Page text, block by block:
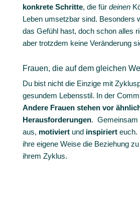
konkrete Schritte, die für deinen
Leben umsetzbar sind. Besonders
das Gefühl hast, doch schon alles
aber trotzdem keine Veränderung
Frauen, die auf dem gleichen
Du bist nicht die Einzige mit
gesundem Lebensstil. In der
Andere Frauen stehen vor
Herausforderungen. Gemeinsam
aus, motiviertund inspirierteuch.
ihre eigene Weise die Beziehung
ihrem Zyklus.